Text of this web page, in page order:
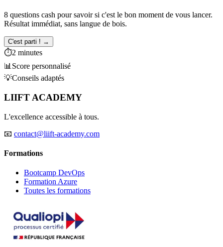
8 questions cash pour savoir si c'est le bon moment de vous lancer.
Résultat immédiat, sans langue de bois.
C'est parti ! →
⏱️2 minutes
📊 Score personnalisé
💡Conseils adaptés
LIIFT ACADEMY
L'excellence accessible à tous.
📧 contact@liift-academy.com
Formations
Bootcamp DevOps
Formation Azure
Toutes les formations